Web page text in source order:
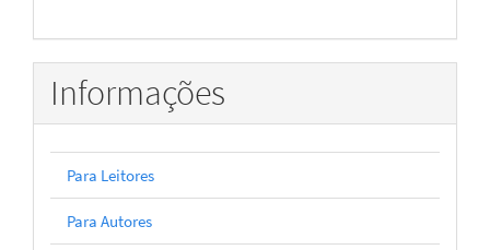
Informações
Para Leitores
Para Autores